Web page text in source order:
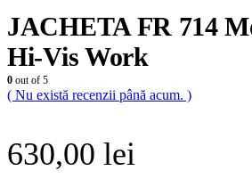
JACHETA FR 714
Hi-Vis Work
0 out of 5
( Nu există recenzii până acum. )
630,00 lei